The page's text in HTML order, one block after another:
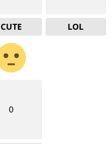
CUTE LOL
0